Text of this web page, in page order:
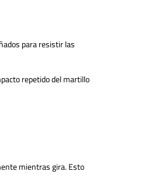
para resistir las
repetido del martillo
mientras gira. Esto